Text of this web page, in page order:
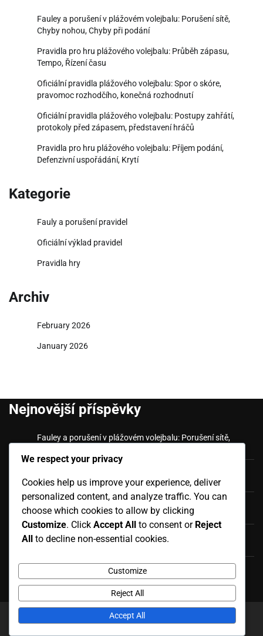
Fauley a porušení v plážovém volejbalu: Porušení sítě,
Chyby nohou, Chyby při podání
Pravidla pro hru plážového volejbalu: Průběh zápasu,
Tempo, Řízení času
Oficiální pravidla plážového volejbalu: Spor o skóre,
pravomoc rozhodčího, konečná rozhodnutí
Oficiální pravidla plážového volejbalu: Postupy zahřátí,
protokoly před zápasem, představení hráčů
Pravidla pro hru plážového volejbalu: Příjem podání,
Defenzivní uspořádání, Krytí
Kategorie
Fauly a porušení pravidel
Oficiální výklad pravidel
Pravidla hry
Archiv
February 2026
January 2026
Nejnovější příspěvky
Fauley a porušení v plážovém volejbalu: Porušení sítě,
Tempo, Řízení času
Oficiální pravidla plážového volejbalu: Spor o skóre,
pravomoc rozhodčího, konečná rozhodnutí
Oficiální pravidla plážového volejbalu: Postupy zahřátí,
Pravidla pro hru plážového volejbalu: Příjem podání,
Defenzivní uspořádání, Krytí
illusionsoftworks.cz
We respect your privacy
Cookies help us improve your experience, deliver
personalized content, and analyze traffic. You can
choose which cookies to allow by clicking
Customize. Click Accept All to consent or Reject
All to decline non-essential cookies.
Customize
Reject All
Accept All